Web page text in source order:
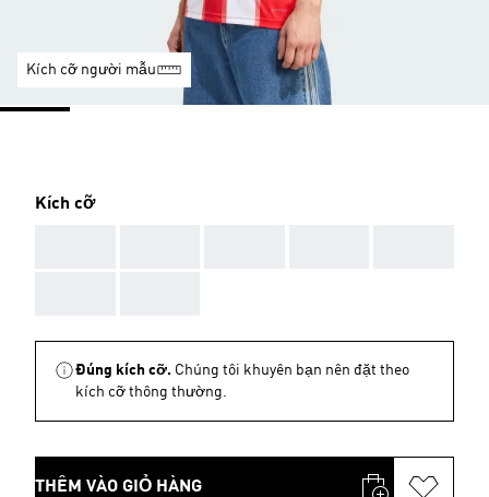
Kích cỡ người mẫu
Kích cỡ
Đúng kích cỡ. Chúng tôi khuyên bạn nên đặt theo
kích cỡ thông thường.
THÊM VÀO GIỎ HÀNG